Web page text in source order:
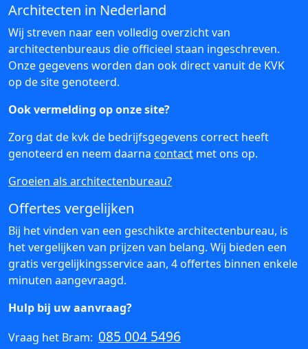
Architecten in Nederland
Wij streven naar een volledig overzicht van
architectenbureaus die officieel staan ingeschreven.
Onze gegevens worden dan ook direct vanuit de KVK
op de site genoteerd.
Ook vermelding op onze site?
Zorg dat de kvk de bedrijfsgegevens correct heeft
genoteerd en neem daarna contact met ons op.
Groeien als architectenbureau?
Offertes vergelijken
Bij het vinden van een geschikte architectenbureau, is
het vergelijken van prijzen van belang. Wij bieden een
gratis vergelijkingsservice aan, 4 offertes binnen enkele
minuten aangevraagd.
Hulp bij uw aanvraag?
Vraag het Bram: 085 004 5496